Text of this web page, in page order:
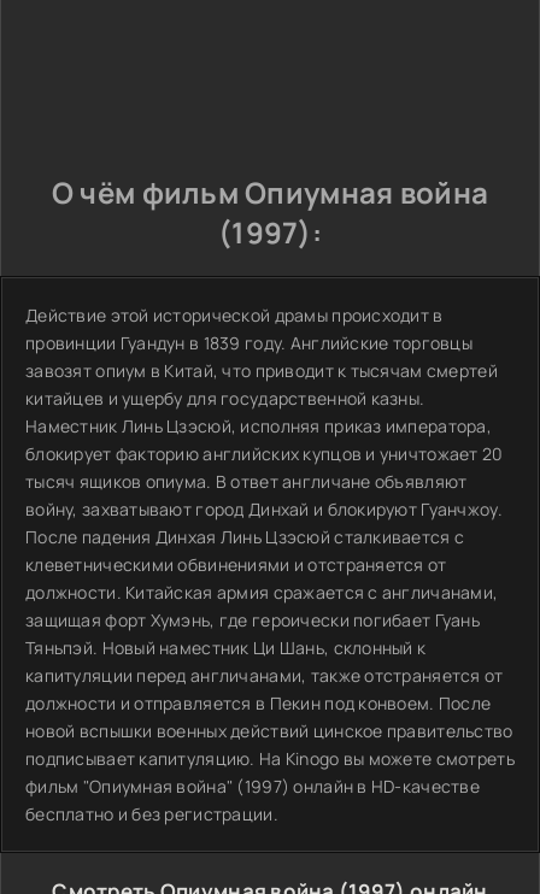
О чём фильм Опиумная война
(1997):
Действие этой исторической драмы происходит в
провинции Гуандун в 1839 году. Английские торговцы
завозят опиум в Китай, что приводит к тысячам смертей
китайцев и ущербу для государственной казны.
Наместник Линь Цзэсюй, исполняя приказ императора,
блокирует факторию английских купцов и уничтожает 20
тысяч ящиков опиума. В ответ англичане объявляют
войну, захватывают город Динхай и блокируют Гуанчжоу.
После падения Динхая Линь Цзэсюй сталкивается с
клеветническими обвинениями и отстраняется от
должности. Китайская армия сражается с англичанами,
защищая форт Хумэнь, где героически погибает Гуань
Тяньпэй. Новый наместник Ци Шань, склонный к
капитуляции перед англичанами, также отстраняется от
должности и отправляется в Пекин под конвоем. После
новой вспышки военных действий цинское правительство
подписывает капитуляцию. На Kinogo вы можете смотреть
фильм "Опиумная война" (1997) онлайн в HD-качестве
бесплатно и без регистрации.